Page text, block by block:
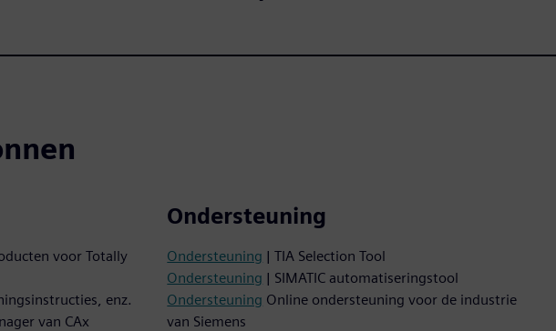
voor Totally
enz.
van CAx
Ondersteuning
Ondersteuning | TIA Selection Tool
Ondersteuning | SIMATIC automatiseringstool
Ondersteuning Online ondersteuning voor de industrie
van Siemens